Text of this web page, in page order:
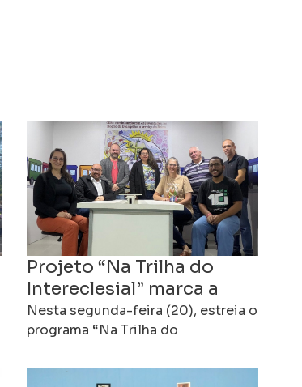
Projeto “Na Trilha do
Intereclesial” marca a
contagem regressiva
para o 16º Intereclesial
Nesta segunda-feira (20), estreia o
programa “Na Trilha do
informação, formação e comunhão